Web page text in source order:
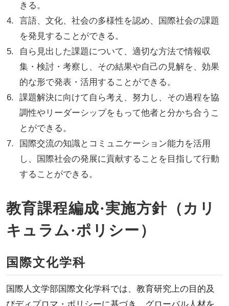
きる。
言語、文化、社会の多様性を認め、国際社会の課題
を発見することができる。
自ら見出した課題について、適切な方法で情報収
集・検討・考察し、その結果や自己の見解を、効果
的な形で発表・活用することができる。
課題解決に向けて自ら考え、努力し、その過程を協
調性やリーダーシップをもって他者と分かち合うこ
とができる。
国際交流の知識とコミュニケーション能力を活用
し、国際社会の発展に貢献することを目指して行動
することができる。
教育課程編成·実施方針（カリ
キュラム·ポリシー）
国際文化学科
国際人文学部国際文化学科では、教育研究上の目的及